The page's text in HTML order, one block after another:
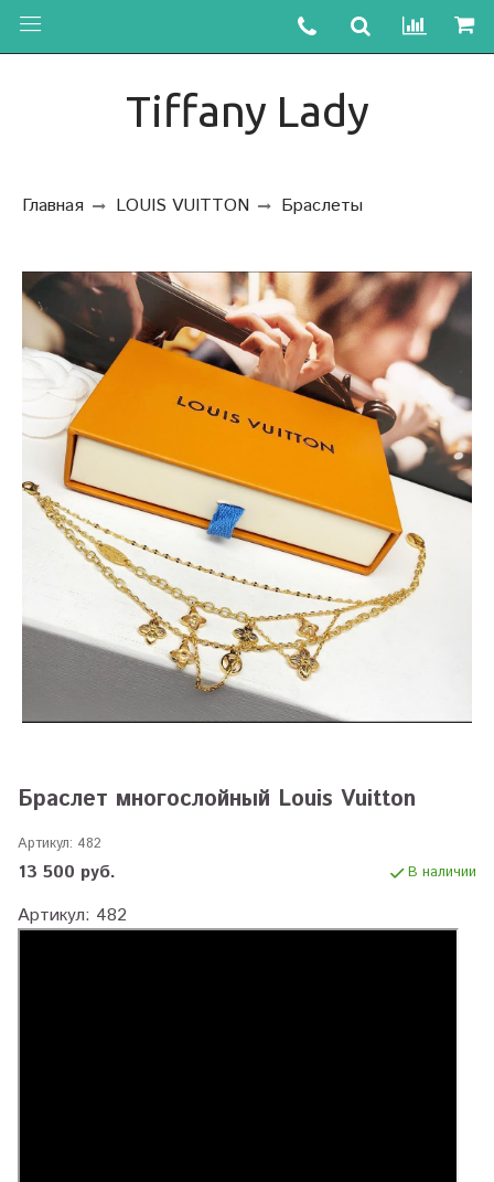
Tiffany Lady
Главная LOUIS VUITTON Браслеты
Браслет многослойный Louis Vuitton
Артикул: 482
13 500 руб. В наличии
Артикул: 482